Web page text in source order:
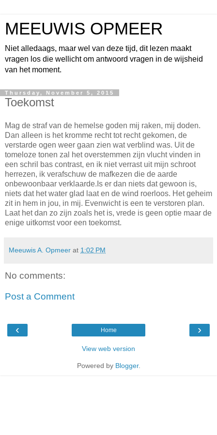
MEEUWIS OPMEER
Niet alledaags, maar wel van deze tijd, dit lezen maakt
vragen los die wellicht om antwoord vragen in de wijsheid
van het moment.
Thursday, November 5, 2015
Toekomst
Mag de straf van de hemelse goden mij raken, mij doden.
Dan alleen is het kromme recht tot recht gekomen, de
verstarde ogen weer gaan zien wat verblind was. Uit de
tomeloze tonen zal het overstemmen zijn vlucht vinden in
een schril bas contrast, en ik niet verrast uit mijn schroot
herrezen, ik verafschuw de mafkezen die de aarde
onbewoonbaar verklaarde.Is er dan niets dat gewoon is,
niets dat het water glad laat en de wind roerloos. Het geheim
zit in hem in jou, in mij. Evenwicht is een te verstoren plan.
Laat het dan zo zijn zoals het is, vrede is geen optie maar de
enige uitkomst voor een toekomst.
Meeuwis A. Opmeer at 1:02 PM
No comments:
Post a Comment
‹ ›
Home
View web version
Powered by Blogger.